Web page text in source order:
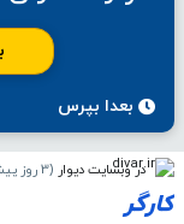
بعدا بپرس
در وبسایت دیوار (3 روز پیش
کارگر